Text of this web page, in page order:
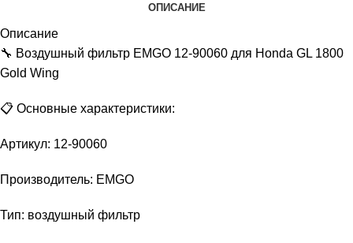
ОПИСАНИЕ
Описание
🔧 Воздушный фильтр EMGO 12-90060 для Honda GL 1800
Gold Wing
📋 Основные характеристики:
Артикул: 12-90060
Производитель: EMGO
Тип: воздушный фильтр